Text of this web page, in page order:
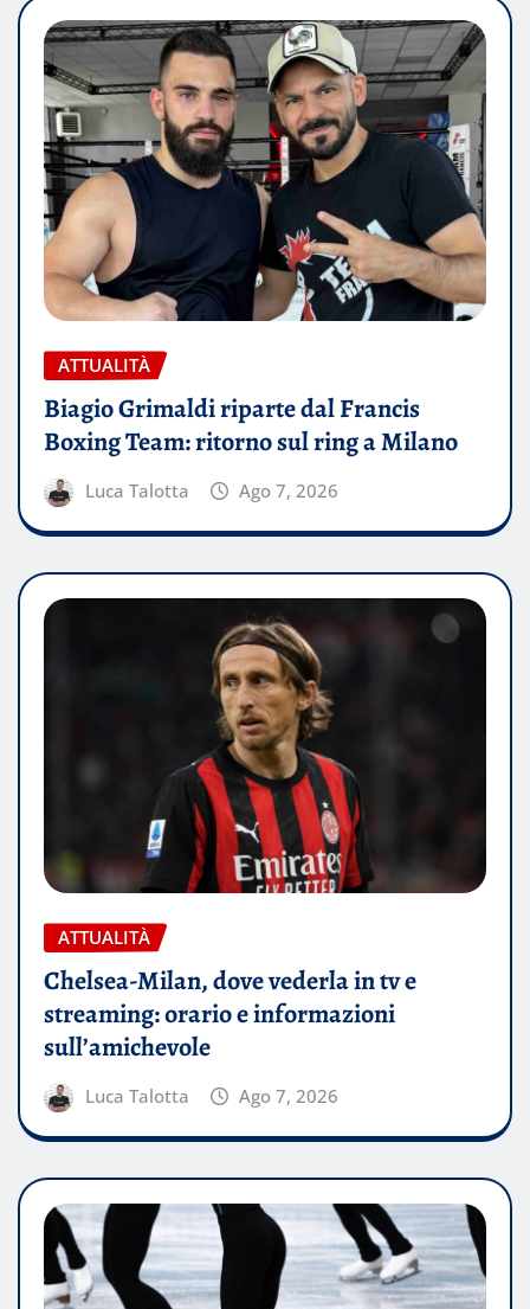
ATTUALITÀ
Biagio Grimaldi riparte dal Francis
Boxing Team: ritorno sul ring a Milano
Luca Talotta Ago 7, 2026
ATTUALITÀ
Chelsea-Milan, dove vederla in tv e
streaming: orario e informazioni
sull’amichevole
Luca Talotta Ago 7, 2026